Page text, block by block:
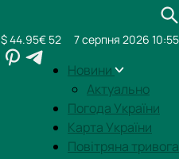
Новини
Актуально
Погода України
Карта України
Повітряна тривога
$ 44.95€ 52 7 серпня 2026 10:55